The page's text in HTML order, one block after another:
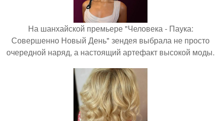
На шанхайской премьере "Человека - Паука:
Совершенно Новый День" зендея выбрала не просто
очередной наряд, а настоящий артефакт высокой моды.